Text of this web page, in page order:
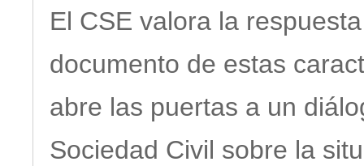
El CSE valora la
documento de estas
abre las puertas a un
Sociedad Civil sobre la